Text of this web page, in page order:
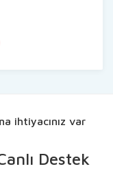
ihtiyacınız var
Destek